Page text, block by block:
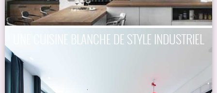
UNE CUISINE BLANCHE DE STYLE INDUSTRIEL